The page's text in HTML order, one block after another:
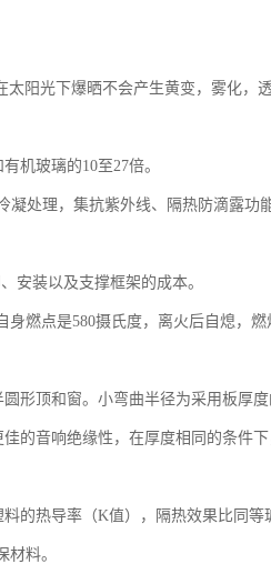
阳光下爆晒不会产生黄变，雾化，
机玻璃的10至27倍。
处理，集抗紫外线、隔热防滴露功
安装以及支撑框架的成本。
燃点是580摄氏度，离火后自熄，
形顶和窗。小弯曲半径为采用板厚度
的音响绝缘性，在厚度相同的条件
的热导率（K值），隔热效果比同等
料。